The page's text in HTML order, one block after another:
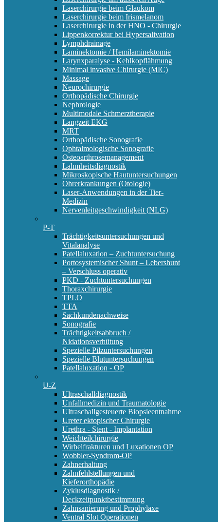
Laserchirurgie beim Glaukom
Laserchirurgie beim Irismelanom
Laserchirurgie in der HNO - Chirurgie
Lippenkorrektur bei Hypersalivation
Lymphdrainage
Laminektomie / Hemilaminektomie
Larynxparalyse - Kehlkopflähmung
Minimal invasive Chirurgie (MIC)
Massage
Neurochirurgie
Orthopädische Chirurgie
Nephrologie
Multimodale Schmerztherapie
Langzeit EKG
MRT
Orthopädische Sonografie
Ophtalmologische Sonografie
Osteoarthrosemanagement
Lahmheitsdiagnostik
Mikroskopische Hautuntersuchungen
Ohrerkrankungen (Otologie)
Laser-Anwendungen in der Tier-
Medizin
Nervenleitgeschwindigkeit (NLG)
P-T
Trächtigkeitsuntersuchungen und
Vitalanalyse
Patellaluxation – Zuchtuntersuchung
Portosystemischer Shunt – Lebershunt
– Verschluss operativ
PKD - Zuchtuntersuchungen
Thoraxchirurgie
TPLO
TTA
Sachkundenachweise
Sonografie
Trächtigkeitsabbruch /
Nidationsverhütung
Spezielle Pilzuntersuchungen
Spezielle Blutuntersuchungen
Patellaluxation - OP
U-Z
Ultraschalldiagnostik
Unfallmedizin und Traumatologie
Ultraschallgesteuerte Biopsieentnahme
Ureter ektopischer Chirurgie
Urethra - Stent - Implantation
Weichteilchirurgie
Wirbelfrakturen und Luxationen OP
Wobbler-Syndrom-OP
Zahnerhaltung
Zahnfehlstellungen und
Kieferorthopädie
Zyklusdiagnostik /
Deckzeitpunktbestimmung
Zahnsanierung und Prophylaxe
Ventral Slot Operationen